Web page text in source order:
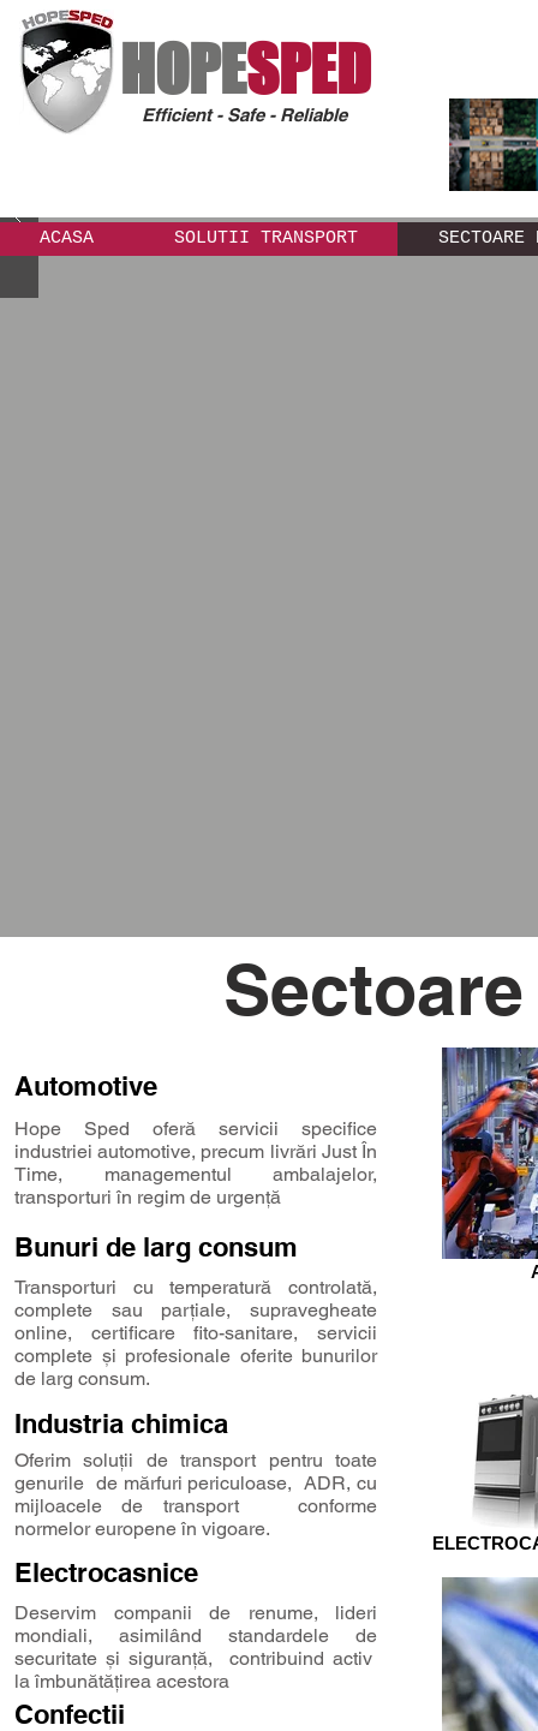
HOPESPED
Efficient - Safe - Reliable
ACASA SOLUTII TRANSPORT
Hope Sped oferă servicii specifice
industriei automotive, precum livrări Just În
Time, managementul ambalajelor,
transporturi în regim de urgență
Automotive
Transporturi cu temperatură controlată,
complete sau parțiale, supravegheate
online, certificare fito-sanitare, servicii
complete și profesionale oferite bunurilor
de larg consum.
Bunuri de larg consum
Oferim soluții de transport pentru toate
genurile de mărfuri periculoase, ADR, cu
mijloacele de transport conforme
normelor europene în vigoare.
Industria chimica
Electrocasnice
Confectii
Deservim companii de renume, lideri
mondiali, asimilând standardele de
securitate și siguranță, contribuind activ
la îmbunătățirea acestora